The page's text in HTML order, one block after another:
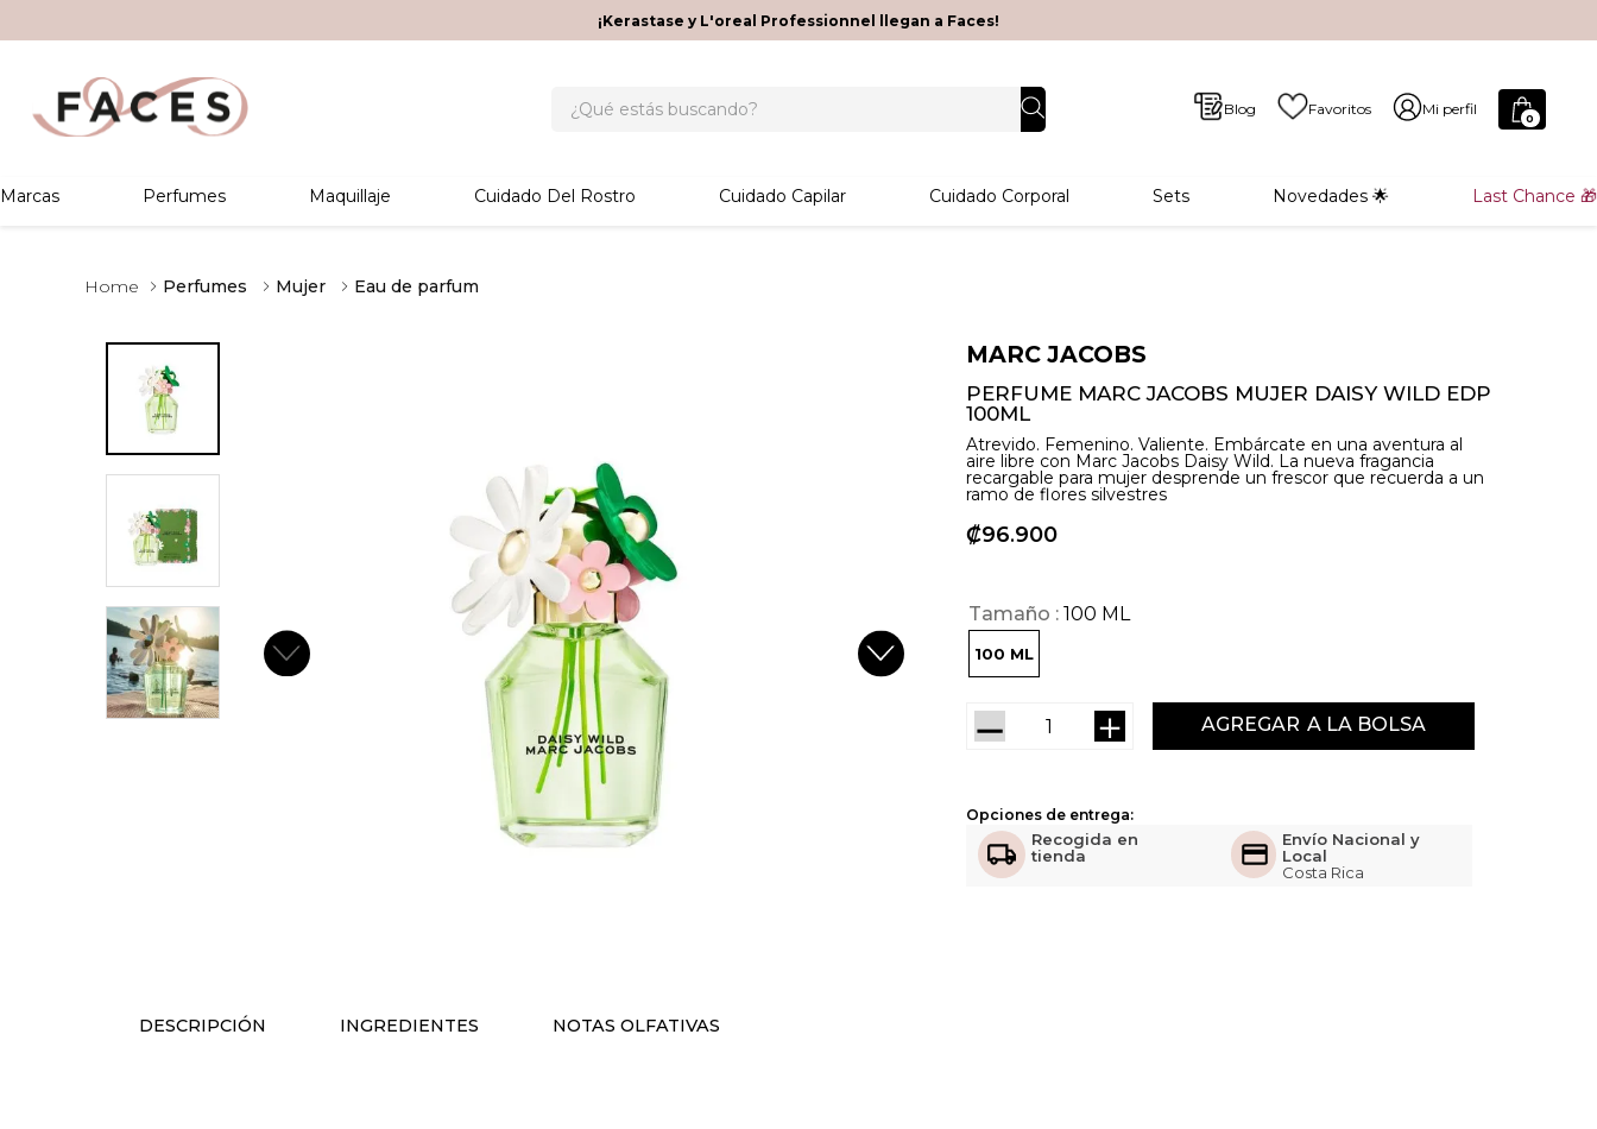
¡Kerastase y L'oreal Professionnel llegan a Faces!
Blog Favoritos Mi perfil
0
Marcas Perfumes Maquillaje Cuidado Del Rostro Cuidado Capilar Cuidado Corporal Sets Novedades 🌟 Last Chance 🎁
Perfumes Mujer Eau de parfum
MARC JACOBS
PERFUME MARC JACOBS MUJER DAISY WILD EDP
100ML
Atrevido. Femenino. Valiente. Embárcate en una aventura al
aire libre con Marc Jacobs Daisy Wild. La nueva fragancia
recargable para mujer desprende un frescor que recuerda a un
ramo de flores silvestres
₡96 900
Tamaño 100 ML
100 ML
AGREGAR
＋
－
Opciones de entrega:
Recogida en
tienda
Envío Nacional y
Local
Costa Rica
DESCRIPCIÓN INGREDIENTES NOTAS OLFATIVAS